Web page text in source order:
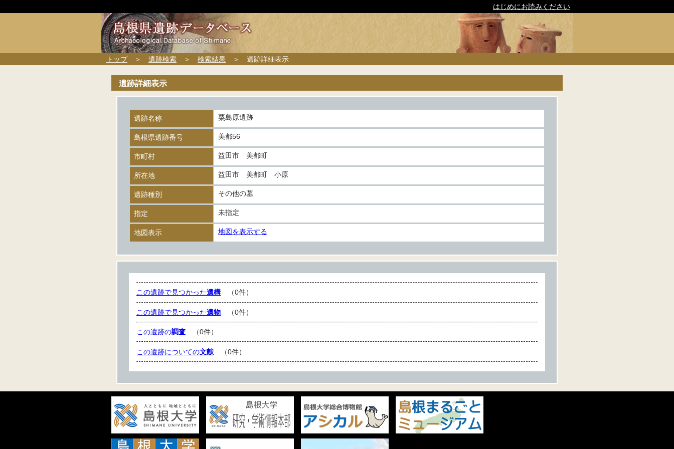
はじめにお読みください
トップ＞ 遺跡検索 ＞ 検索結果 ＞ 遺跡詳細表示
遺跡詳細表示
遺跡名称 粟島原遺跡
島根県遺跡番号 美都56
市町村 益田市 美都町
所在地 益田市 美都町 小原
遺跡種別 その他の墓
指定 未指定
地図表示 地図を表示する
この遺跡で見つかった遺構（0件）
この遺跡で見つかった遺物 （0件）
この遺跡の調査 （0件）
この遺跡についての文献 （0件）